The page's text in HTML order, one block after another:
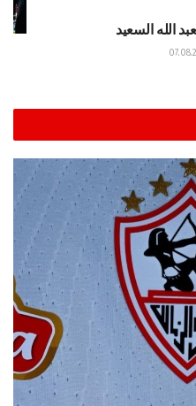
الله السعيد